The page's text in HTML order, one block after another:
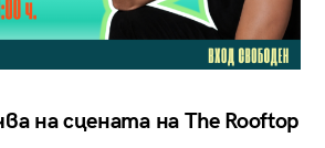
на сцената на The Rooftop